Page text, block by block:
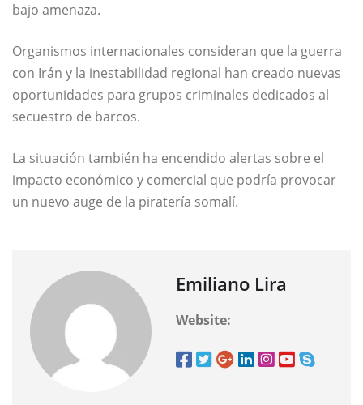
bajo amenaza.
Organismos internacionales consideran que la guerra
con Irán y la inestabilidad regional han creado nuevas
oportunidades para grupos criminales dedicados al
secuestro de barcos.
La situación también ha encendido alertas sobre el
impacto económico y comercial que podría provocar
un nuevo auge de la piratería somalí.
Emiliano Lira
Website: